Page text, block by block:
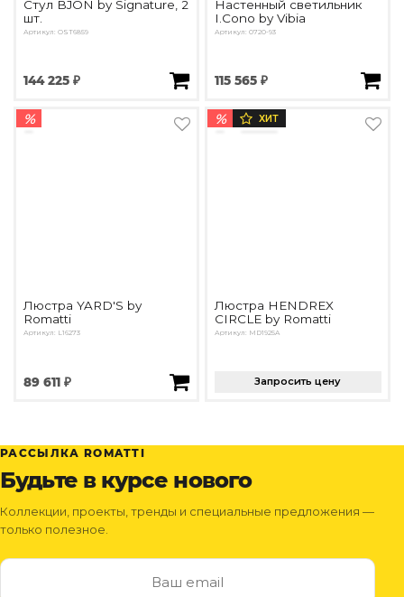
Стул BJON by Signature, 2
шт.
Артикул: OST6859
144 225 ₽
Настенный светильник
I.Cono by Vibia
Артикул: 0720-93
115 565 ₽
%
Люстра YARD'S by
Romatti
Артикул: L16273
89 611 ₽
% ХИТ
Люстра HENDREX
CIRCLE by Romatti
Артикул: MD1925A
Запросить цену
РАССЫЛКА ROMATTI
Будьте в курсе нового
Коллекции, проекты, тренды и специальные предложения —
только полезное.